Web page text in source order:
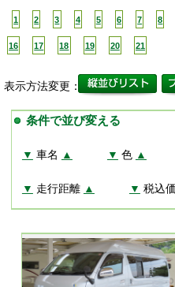
1 2 3 4 5 6 7 8
16 17 18 19 20 21
表示方法変更：
条件で並び変える
▼ 車名 ▲ ▼ 色 ▲
▼ 走行距離 ▲ ▼ 税込